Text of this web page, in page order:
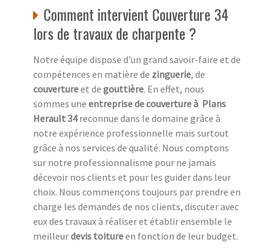
Comment intervient Couverture 34
lors de travaux de charpente ?
Notre équipe dispose d'un grand savoir-faire et de
compétences en matière de zinguerie, de
couvertureet de gouttière. En effet, nous
sommes une entreprise de couverture à Plans
Herault 34reconnue dans le domaine grâce à
notre expérience professionnelle mais surtout
grâce à nos services de qualité. Nous comptons
sur notre professionnalisme pour ne jamais
décevoir nos clients et pour les guider dans leur
choix. Nous commençons toujours par prendre en
charge les demandes de nos clients, discuter avec
eux des travaux à réaliser et établir ensemble le
meilleurdevis toitureen fonction de leur budget.